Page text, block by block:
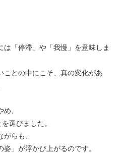
は「停滞」や「我慢」を意味しま
ことの中にこそ、真の変化があ
、
選びました。
らも、
」が浮かび上がるのです。